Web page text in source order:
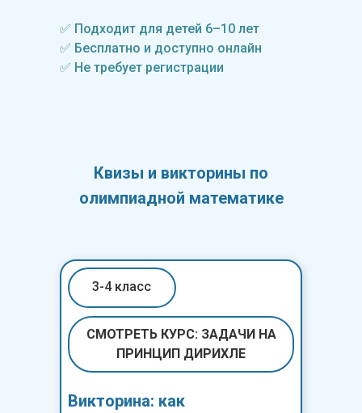
✅ Подходит для детей 6–10 лет
✅ Бесплатно и доступно онлайн
✅ Не требует регистрации
Квизы и викторины по
олимпиадной математике
Викторина: как
3-4 класс
СМОТРЕТЬ КУРС: ЗАДАЧИ НА
ПРИНЦИП ДИРИХЛЕ